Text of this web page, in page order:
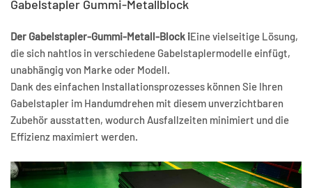
Gabelstapler Gummi-Metallblock
Der Gabelstapler-Gummi-Metall-Block iEine vielseitige Lösung,
die sich nahtlos in verschiedene Gabelstaplermodelle einfügt,
unabhängig von Marke oder Modell.
Dank des einfachen Installationsprozesses können Sie Ihren
Gabelstapler im Handumdrehen mit diesem unverzichtbaren
Zubehör ausstatten, wodurch Ausfallzeiten minimiert und die
Effizienz maximiert werden.